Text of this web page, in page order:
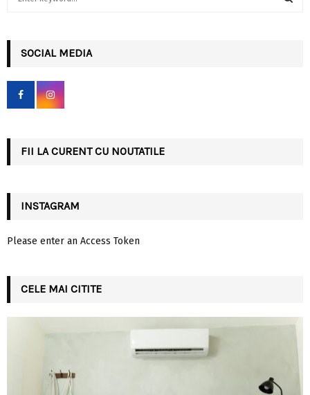
h
f
r
SOCIAL MEDIA
FII LA CURENT CU NOUTATILE
INSTAGRAM
Please enter an Access Token
CELE MAI CITITE